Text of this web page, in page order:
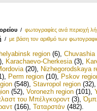
/ φωτογραφίες ανά περιοχή
/ με βάση τον αριθμό των
region (6), Chuvashia
, Karachaevo-Cherkesia(3),
(20), Nizhegorodskaya
, Perm region (10), Pskov
(548), Stavropol region (32)
(52), Voronezh region (101),
του Μπέλγκοροντ (3),
(166), Ταταρστάν (482).